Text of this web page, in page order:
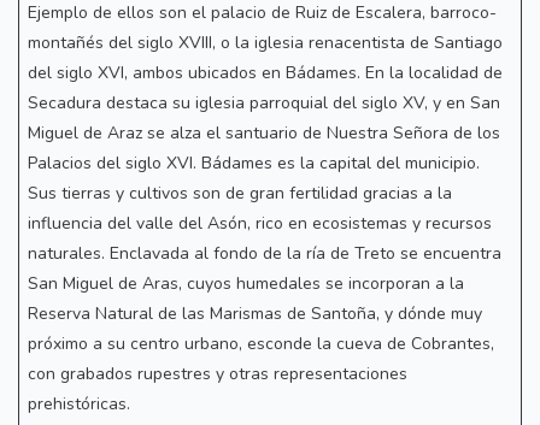
Ejemplo de ellos son el palacio de Ruiz de Escalera, barroco-
montañés del siglo XVIII, o la iglesia renacentista de Santiago
del siglo XVI, ambos ubicados en Bádames. En la localidad de
Secadura destaca su iglesia parroquial del siglo XV, y en San
Miguel de Araz se alza el santuario de Nuestra Señora de los
Palacios del siglo XVI. Bádames es la capital del municipio.
Sus tierras y cultivos son de gran fertilidad gracias a la
influencia del valle del Asón, rico en ecosistemas y recursos
naturales. Enclavada al fondo de la ría de Treto se encuentra
San Miguel de Aras, cuyos humedales se incorporan a la
Reserva Natural de las Marismas de Santoña, y dónde muy
próximo a su centro urbano, esconde la cueva de Cobrantes,
con grabados rupestres y otras representaciones
prehistóricas.